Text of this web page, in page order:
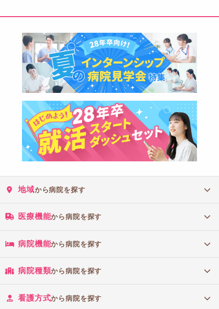
地域から病院を探す
医療機能から病院を探す
病院機能から病院を探す
病院種類から病院を探す
看護方式から病院を探す